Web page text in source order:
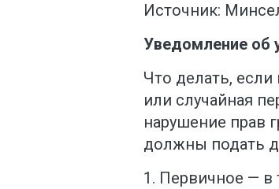
Источник:
Уведомление об
Что делать,
или случайная
нарушение прав
должны подать
1. Первичное — в